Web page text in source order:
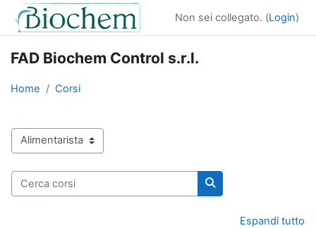
Vai al contenuto principale
Non sei collegato. (Login)
FAD Biochem Control s.r.l.
Home Corsi
Categorie di corso
Cerca corsi
Cerca corsi
Espandi tutto